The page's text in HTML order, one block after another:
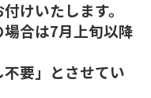
けいたします。
合は7月上旬以降
要」とさせてい